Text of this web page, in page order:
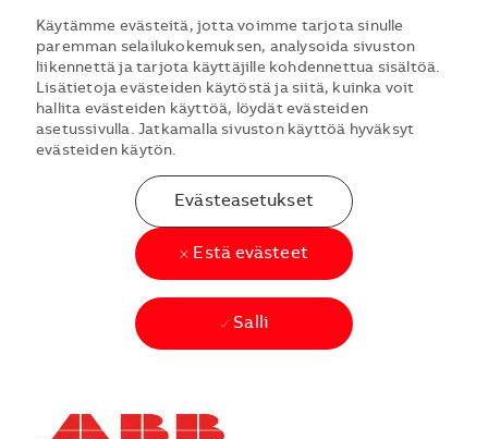
Käytämme evästeitä, jotta voimme tarjota sinulle
paremman selailukokemuksen, analysoida sivuston
liikennettä ja tarjota käyttäjille kohdennettua sisältöä.
Lisätietoja evästeiden käytöstä ja siitä, kuinka voit
hallita evästeiden käyttöä, löydät evästeiden
asetussivulla. Jatkamalla sivuston käyttöä hyväksyt
evästeiden käytön.
Evästeasetukset
Estä evästeet
Salli